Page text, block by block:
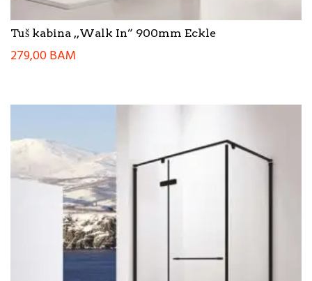
Tuš kabina ,,Walk In” 900mm Eckle
279,00BAM